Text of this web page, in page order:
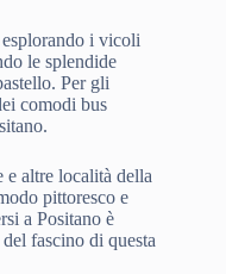
i vicoli
le splendide
Per gli
comodi bus
e altre località della
pittoresco e
a Positano è
fascino di questa